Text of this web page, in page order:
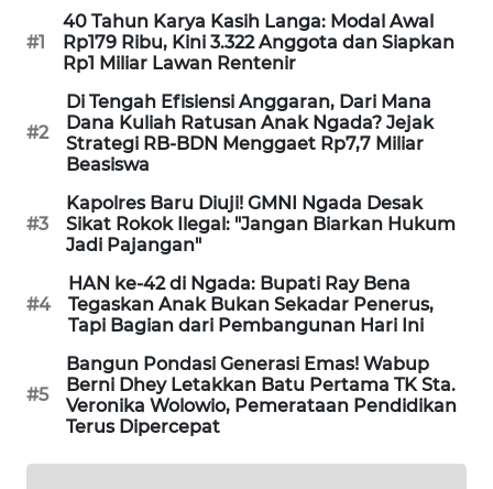
#1
40 Tahun Karya Kasih Langa: Modal Awal
Rp179 Ribu, Kini 3.322 Anggota dan Siapkan
Rp1 Miliar Lawan Rentenir
#2
Di Tengah Efisiensi Anggaran, Dari Mana
Dana Kuliah Ratusan Anak Ngada? Jejak
Strategi RB-BDN Menggaet Rp7,7 Miliar
Beasiswa
#3
Kapolres Baru Diuji! GMNI Ngada Desak
Sikat Rokok Ilegal: "Jangan Biarkan Hukum
Jadi Pajangan"
#4
HAN ke-42 di Ngada: Bupati Ray Bena
Tegaskan Anak Bukan Sekadar Penerus,
Tapi Bagian dari Pembangunan Hari Ini
#5
Bangun Pondasi Generasi Emas! Wabup
Berni Dhey Letakkan Batu Pertama TK Sta.
Veronika Wolowio, Pemerataan Pendidikan
Terus Dipercepat
KRT
NEWS
KARING
NEWS
JURNAL
MARITIM
HUMBANG
NEWS
GARONGGANG
NEWS